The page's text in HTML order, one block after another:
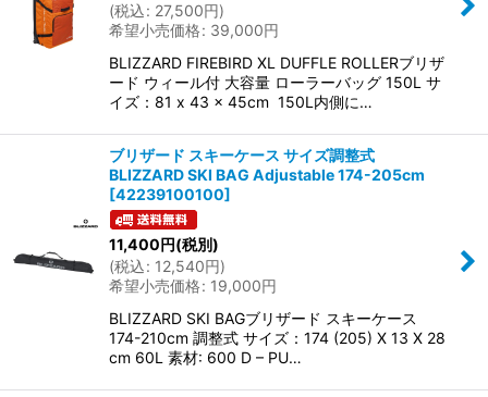
(税込: 27,500円)
希望小売価格: 39,000円
BLIZZARD FIREBIRD XL DUFFLE ROLLERブリザ
ード ウィール付 大容量 ローラーバッグ 150L サ
イズ：81 x 43 x 45cm 150L内側に…
ブリザード スキーケース サイズ調整式
BLIZZARD SKI BAG Adjustable 174-205cm
[42239100100]
11,400円(税別)
(税込: 12,540円)
希望小売価格: 19,000円
BLIZZARD SKI BAGブリザード スキーケース
174-210cm 調整式 サイズ：174 (205) X 13 X 28
cm 60L 素材: 600 D – PU…